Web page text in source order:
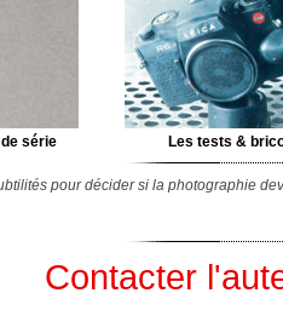
de série Les tests &
pour décider si la photographie
Contacter